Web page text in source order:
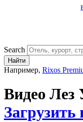
Search
Найти
Например, Rixos
Видео
Загрузить